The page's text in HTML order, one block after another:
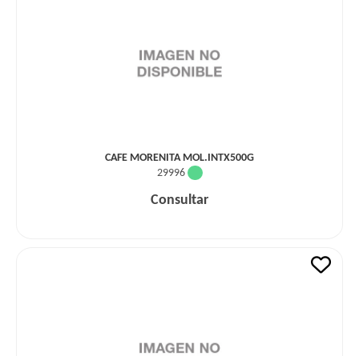
CAFE MORENITA MOL.INTX500G
29996
Consultar